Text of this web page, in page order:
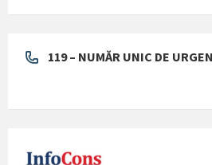
119 – NUMĂR UNIC DE